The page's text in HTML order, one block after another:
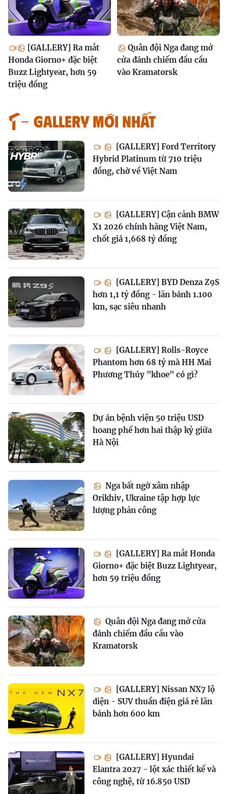
[GALLERY] Ra mắt
Honda Giorno+ đặc biệt
Buzz Lightyear, hơn 59
triệu đồng
Quân đội Nga đang mở
cửa đánh chiếm đầu cầu
vào Kramatorsk
GALLERY MỚI NHẤT
[GALLERY] Ford Territory
Hybrid Platinum từ 710 triệu
đồng, chờ về Việt Nam
[GALLERY] Cận cảnh BMW
X1 2026 chính hãng Việt Nam,
chốt giá 1,668 tỷ đồng
[GALLERY] BYD Denza Z9S
hơn 1,1 tỷ đồng - lăn bánh 1.100
km, sạc siêu nhanh
[GALLERY] Rolls-Royce
Phantom hơn 68 tỷ mà HH Mai
Phương Thúy "khoe" có gì?
Dự án bệnh viện 50 triệu USD
hoang phế hơn hai thập kỷ giữa
Hà Nội
Nga bất ngờ xâm nhập
Orikhiv, Ukraine tập hợp lực
lượng phản công
[GALLERY] Ra mắt Honda
Giorno+ đặc biệt Buzz Lightyear,
hơn 59 triệu đồng
Quân đội Nga đang mở cửa
đánh chiếm đầu cầu vào
Kramatorsk
[GALLERY] Nissan NX7 lộ
diện - SUV thuần điện giá rẻ lăn
bánh hơn 600 km
[GALLERY] Hyundai
Elantra 2027 - lột xác thiết kế và
công nghệ, từ 16.850 USD